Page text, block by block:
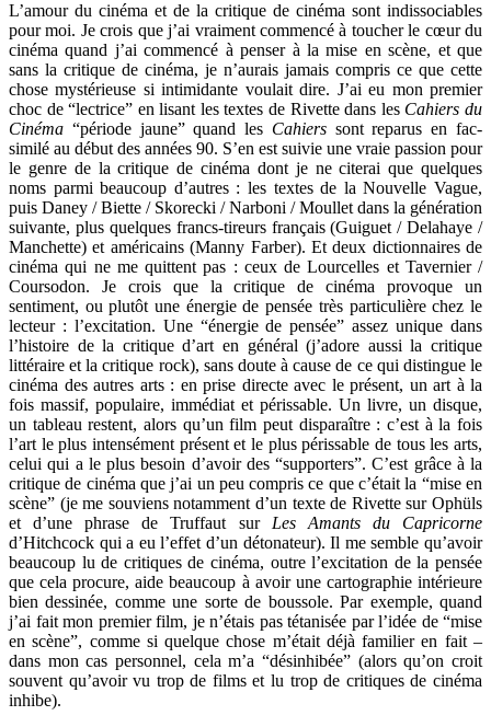
L’amour du cinéma et de la critique de cinéma sont indissociables
pour moi. Je crois que j’ai vraiment commencé à toucher le cœur du
cinéma quand j’ai commencé à penser à la mise en scène, et que
sans la critique de cinéma, je n’aurais jamais compris ce que cette
chose mystérieuse si intimidante voulait dire. J’ai eu mon premier
choc de “lectrice” en lisant les textes de Rivette dans les Cahiers du
Cinéma “période jaune” quand les Cahiers sont reparus en fac-
similé au début des années 90. S’en est suivie une vraie passion pour
le genre de la critique de cinéma dont je ne citerai que quelques
noms parmi beaucoup d’autres : les textes de la Nouvelle Vague,
puis Daney / Biette / Skorecki / Narboni / Moullet dans la génération
suivante, plus quelques francs-tireurs français (Guiguet / Delahaye /
Manchette) et américains (Manny Farber). Et deux dictionnaires de
cinéma qui ne me quittent pas : ceux de Lourcelles et Tavernier /
Coursodon. Je crois que la critique de cinéma provoque un
sentiment, ou plutôt une énergie de pensée très particulière chez le
lecteur : l’excitation. Une “énergie de pensée” assez unique dans
l’histoire de la critique d’art en général (j’adore aussi la critique
littéraire et la critique rock), sans doute à cause de ce qui distingue le
cinéma des autres arts : en prise directe avec le présent, un art à la
fois massif, populaire, immédiat et périssable. Un livre, un disque,
un tableau restent, alors qu’un film peut disparaître : c’est à la fois
l’art le plus intensément présent et le plus périssable de tous les arts,
celui qui a le plus besoin d’avoir des “supporters”. C’est grâce à la
critique de cinéma que j’ai un peu compris ce que c’était la “mise en
scène” (je me souviens notamment d’un texte de Rivette sur Ophüls
et d’une phrase de Truffaut sur Les Amants du Capricorne
d’Hitchcock qui a eu l’effet d’un détonateur). Il me semble qu’avoir
beaucoup lu de critiques de cinéma, outre l’excitation de la pensée
que cela procure, aide beaucoup à avoir une cartographie intérieure
bien dessinée, comme une sorte de boussole. Par exemple, quand
j’ai fait mon premier film, je n’étais pas tétanisée par l’idée de “mise
en scène”, comme si quelque chose m’était déjà familier en fait –
dans mon cas personnel, cela m’a “désinhibée” (alors qu’on croit
souvent qu’avoir vu trop de films et lu trop de critiques de cinéma
inhibe).